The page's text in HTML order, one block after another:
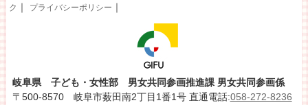
ク ｜ プライバシーポリシー ｜
岐阜県 子ども・女性部 男女共同参画推進課 男女共同参画係
〒500-8570 岐阜市薮田南2丁目1番1号 直通電話:058-272-8236